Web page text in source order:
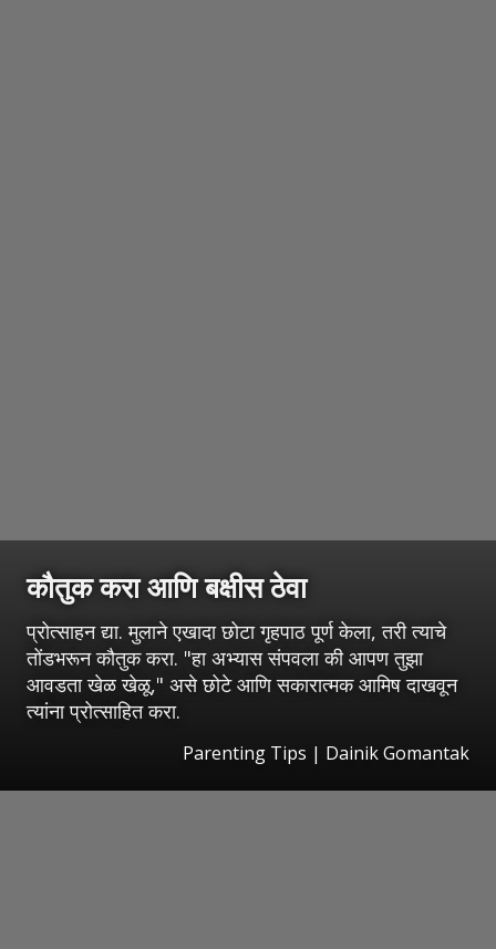
कौतुक करा आणि बक्षीस ठेवा
प्रोत्साहन द्या. मुलाने एखादा छोटा गृहपाठ पूर्ण केला, तरी त्याचे
तोंडभरून कौतुक करा. "हा अभ्यास संपवला की आपण तुझा
आवडता खेळ खेळू," असे छोटे आणि सकारात्मक आमिष दाखवून
त्यांना प्रोत्साहित करा.
Parenting Tips | Dainik Gomantak